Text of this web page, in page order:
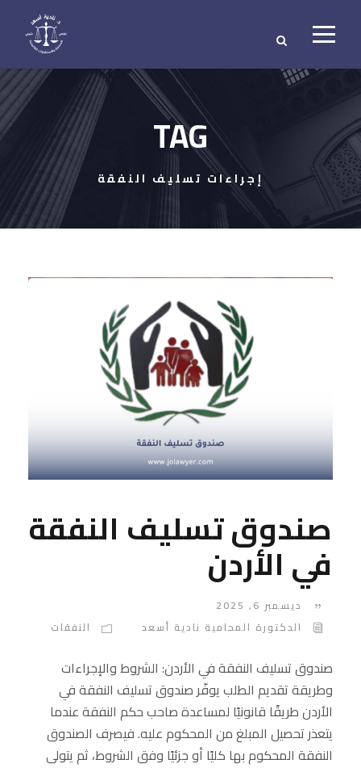
TAG
إجراءات تسليف النفقة
صندوق تسليف النفقة
في الأردن
ديسمبر 6, 2025
الدكتورة المحامية نادية أسعد
النفقات
صندوق تسليف النفقة في الأردن: الشروط والإجراءات
وطريقة تقديم الطلب يوفّر صندوق تسليف النفقة في
الأردن طريقًا قانونيًا لمساعدة صاحب حكم النفقة عندما
يتعذر تحصيل المبلغ من المحكوم عليه. فيصرف الصندوق
النفقة المحكوم بها كليًا أو جزئيًا وفق الشروط، ثم يتولى